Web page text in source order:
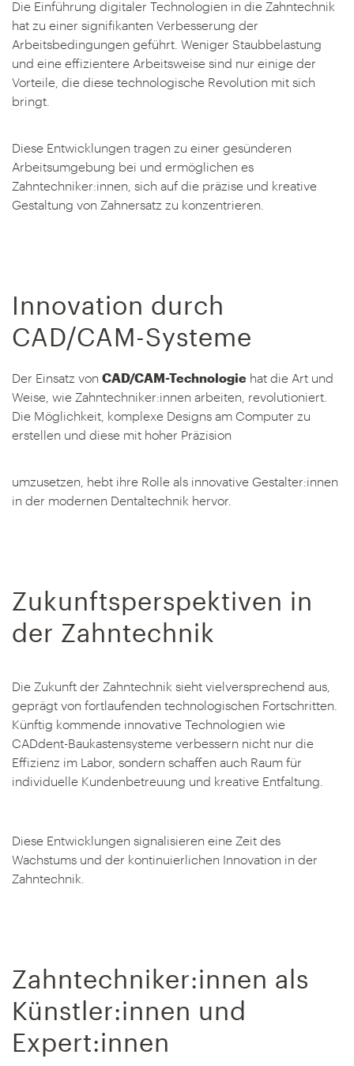
Die Einführung digitaler Technologien in die Zahntechnik
hat zu einer signifikanten Verbesserung der
Arbeitsbedingungen geführt. Weniger Staubbelastung
und eine effizientere Arbeitsweise sind nur einige der
Vorteile, die diese technologische Revolution mit sich
bringt.
Diese Entwicklungen tragen zu einer gesünderen
Arbeitsumgebung bei und ermöglichen es
Zahntechniker:innen, sich auf die präzise und kreative
Gestaltung von Zahnersatz zu konzentrieren.
Innovation durch
CAD/CAM-Systeme
Der Einsatz von CAD/CAM-Technologie hat die Art und
Weise, wie Zahntechniker:innen arbeiten, revolutioniert.
Die Möglichkeit, komplexe Designs am Computer zu
erstellen und diese mit hoher Präzision
umzusetzen, hebt ihre Rolle als innovative Gestalter:innen
in der modernen Dentaltechnik hervor.
Zukunftsperspektiven in
der Zahntechnik
Die Zukunft der Zahntechnik sieht vielversprechend aus,
geprägt von fortlaufenden technologischen Fortschritten.
Künftig kommende innovative Technologien wie
CADdent-Baukastensysteme verbessern nicht nur die
Effizienz im Labor, sondern schaffen auch Raum für
individuelle Kundenbetreuung und kreative Entfaltung.
Diese Entwicklungen signalisieren eine Zeit des
Wachstums und der kontinuierlichen Innovation in der
Zahntechnik.
Zahntechniker:innen als
Künstler:innen und
Expert:innen